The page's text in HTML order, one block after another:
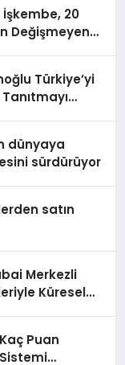
İşkembe, 20
Değişmeyen
Türkiye’yi
dünyaya
sürdürüyor
satın
Merkezli
Küresel
Puan